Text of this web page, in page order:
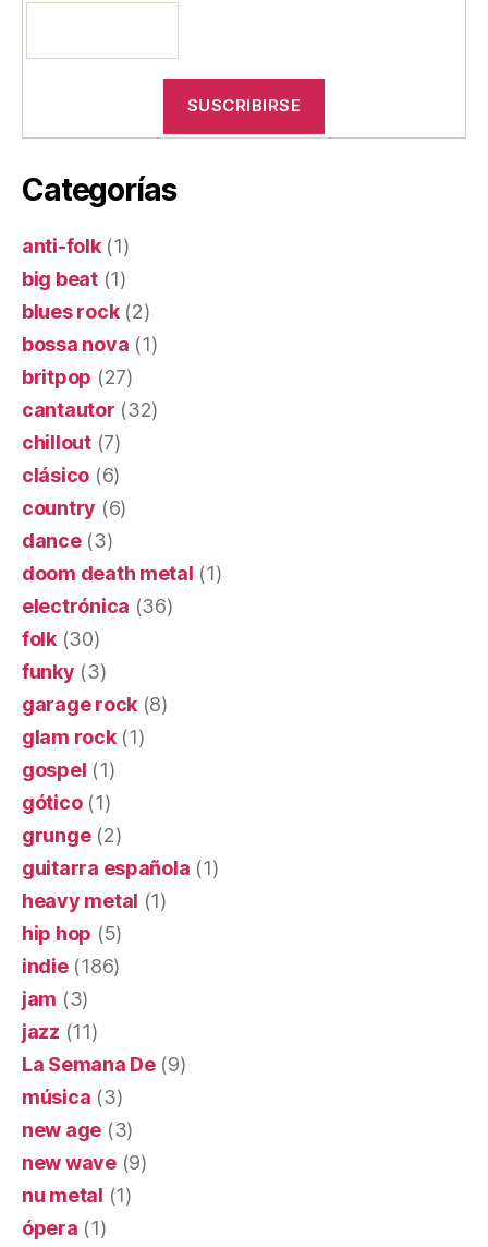
Categorías
anti-folk(1)
big beat(1)
blues rock(2)
bossa nova (1)
britpop (27)
cantautor (32)
chillout(7)
clásico (6)
country (6)
dance(3)
doom death metal (1)
electrónica (36)
folk(30)
funky (3)
garage rock (8)
glam rock(1)
gospel (1)
gótico(1)
grunge(2)
guitarra española (1)
heavy metal (1)
hip hop (5)
indie(186)
jam (3)
jazz (11)
La Semana De(9)
música (3)
new age (3)
new wave(9)
nu metal (1)
ópera (1)